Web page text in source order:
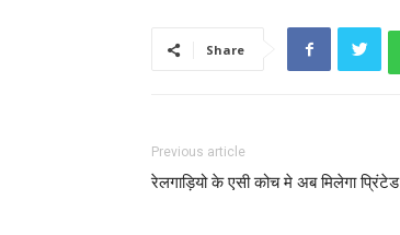
Share
Previous article
रेलगाड़ियो के एसी कोच मे अब मिलेगा